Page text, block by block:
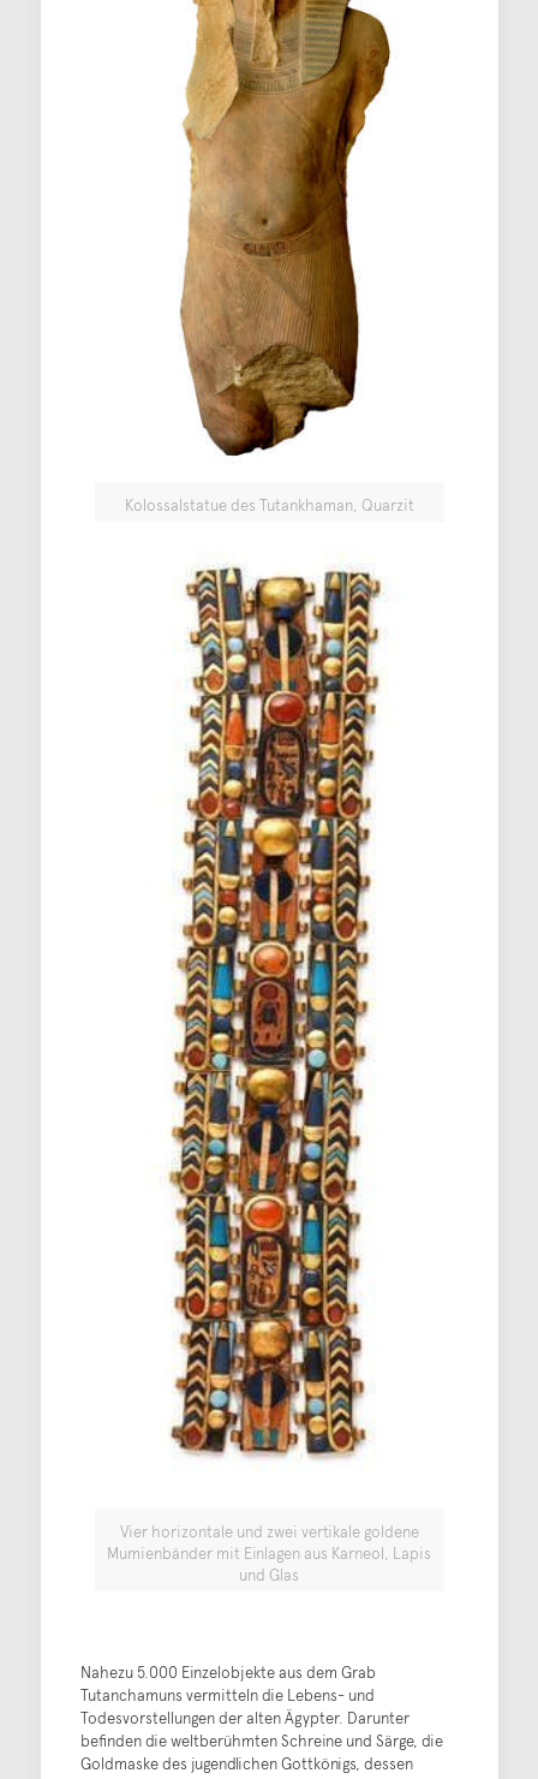
Kolossalstatue des Tutankhaman, Quarzit
Vier horizontale und zwei vertikale goldene
Mumienbänder mit Einlagen aus Karneol, Lapis
und Glas
Nahezu 5.000 Einzelobjekte aus dem Grab
Tutanchamuns vermitteln die Lebens- und
Todesvorstellungen der alten Ägypter. Darunter
befinden die weltberühmten Schreine und Särge, die
Goldmaske des jugendlichen Gottkönigs, dessen